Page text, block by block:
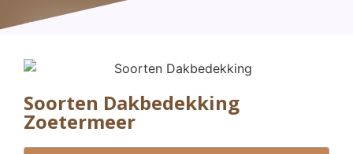
Soorten Dakbedekking
Zoetermeer